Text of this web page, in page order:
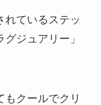
れているステッ
ジュアリー」
もクールでクリ